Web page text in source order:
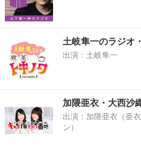
土岐隼一のラジオ
出演：土岐隼一
加隈亜衣・大西沙
出演：加隈亜衣（亜
ン）